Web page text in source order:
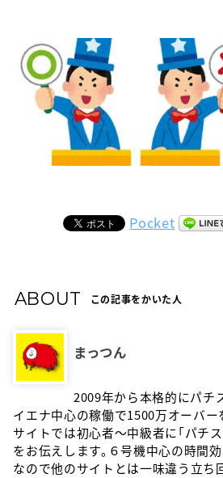
Pocket
ABOUT この記事をかいた人
まっつん
2009年から本格的にパチ
イエナ中心の稼働で1500万オーバー
サイトでは初心者〜中級者に「パチ
をお伝えします。６号機中心の時間
なので他のサイトとは一味違う立ち